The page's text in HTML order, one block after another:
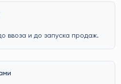
ввоза и до запуска продаж.